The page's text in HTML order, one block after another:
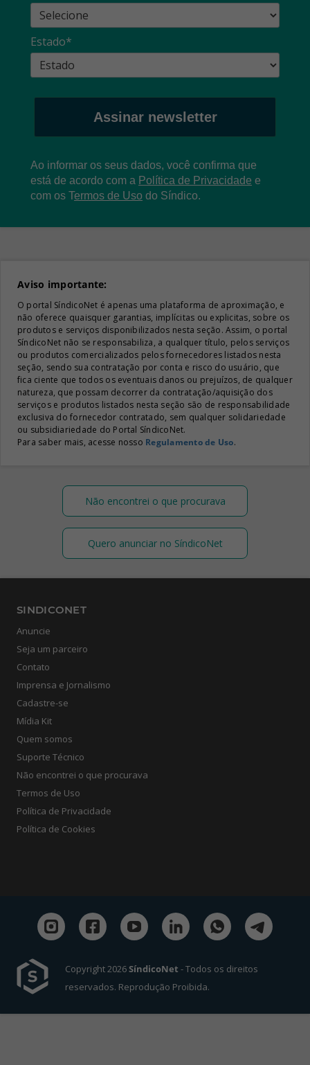
Estado*
Assinar newsletter
Ao informar os seus dados, você confirma que
está de acordo com a Política de Privacidade e
com os Termos de Uso do Síndico.
Aviso importante:
O portal SíndicoNet é apenas uma plataforma de aproximação, e
não oferece quaisquer garantias, implícitas ou explicitas, sobre os
produtos e serviços disponibilizados nesta seção. Assim, o portal
SíndicoNet não se responsabiliza, a qualquer título, pelos serviços
ou produtos comercializados pelos fornecedores listados nesta
seção, sendo sua contratação por conta e risco do usuário, que
fica ciente que todos os eventuais danos ou prejuízos, de qualquer
natureza, que possam decorrer da contratação/aquisição dos
serviços e produtos listados nesta seção são de responsabilidade
exclusiva do fornecedor contratado, sem qualquer solidariedade
ou subsidiariedade do Portal SíndicoNet.
Para saber mais, acesse nosso Regulamento de Uso.
Não encontrei o que procurava
Quero anunciar no SíndicoNet
SINDICONET
Anuncie
Seja um parceiro
Contato
Imprensa e Jornalismo
Cadastre-se
Mídia Kit
Quem somos
Suporte Técnico
Não encontrei o que procurava
Termos de Uso
Política de Privacidade
Política de Cookies
Copyright 2026SíndicoNet - Todos os direitos
reservados. Reprodução Proibida.